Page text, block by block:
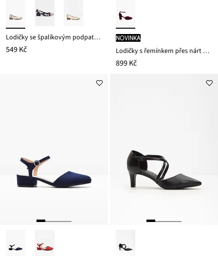
Lodičky se špalíkovým podpatkem
549 Kč
novinka
Lodičky s řemínkem přes nárt a špalíkovým podpatkem
899 Kč